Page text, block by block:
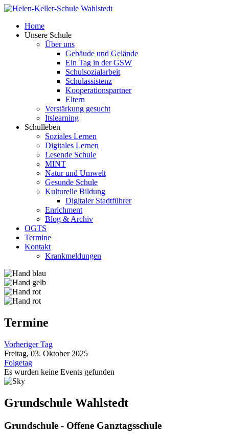
Home
Unsere Schule
Über uns
Gebäude und Gelände
Ein Tag in der GSW
Schulsozialarbeit
Schulassistenz
Kooperationspartner
Eltern
Verstärkung gesucht
Itslearning
Schulleben
Soziales Lernen
Digitales Lernen
Lesende Schule
MINT
Natur und Umwelt
Gesunde Schule
Kulturelle Bildung
Digitaler Stadtführer
Enrichment
Blog & Archiv
OGTS
Termine
Kontakt
Krankmeldungen
Termine
Vorheriger Tag
Freitag, 03. Oktober 2025
Folgetag
Es wurden keine Events gefunden
Grundschule Wahlstedt
Grundschule - Offene Ganztagsschule